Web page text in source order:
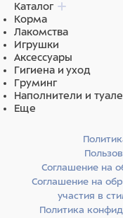
Каталог
Корма
Лакомства
Игрушки
Аксессуары
Гигиена и уход
Груминг
Наполнители и
Еще
Соглашение на
Соглашение на
участия в
Политика